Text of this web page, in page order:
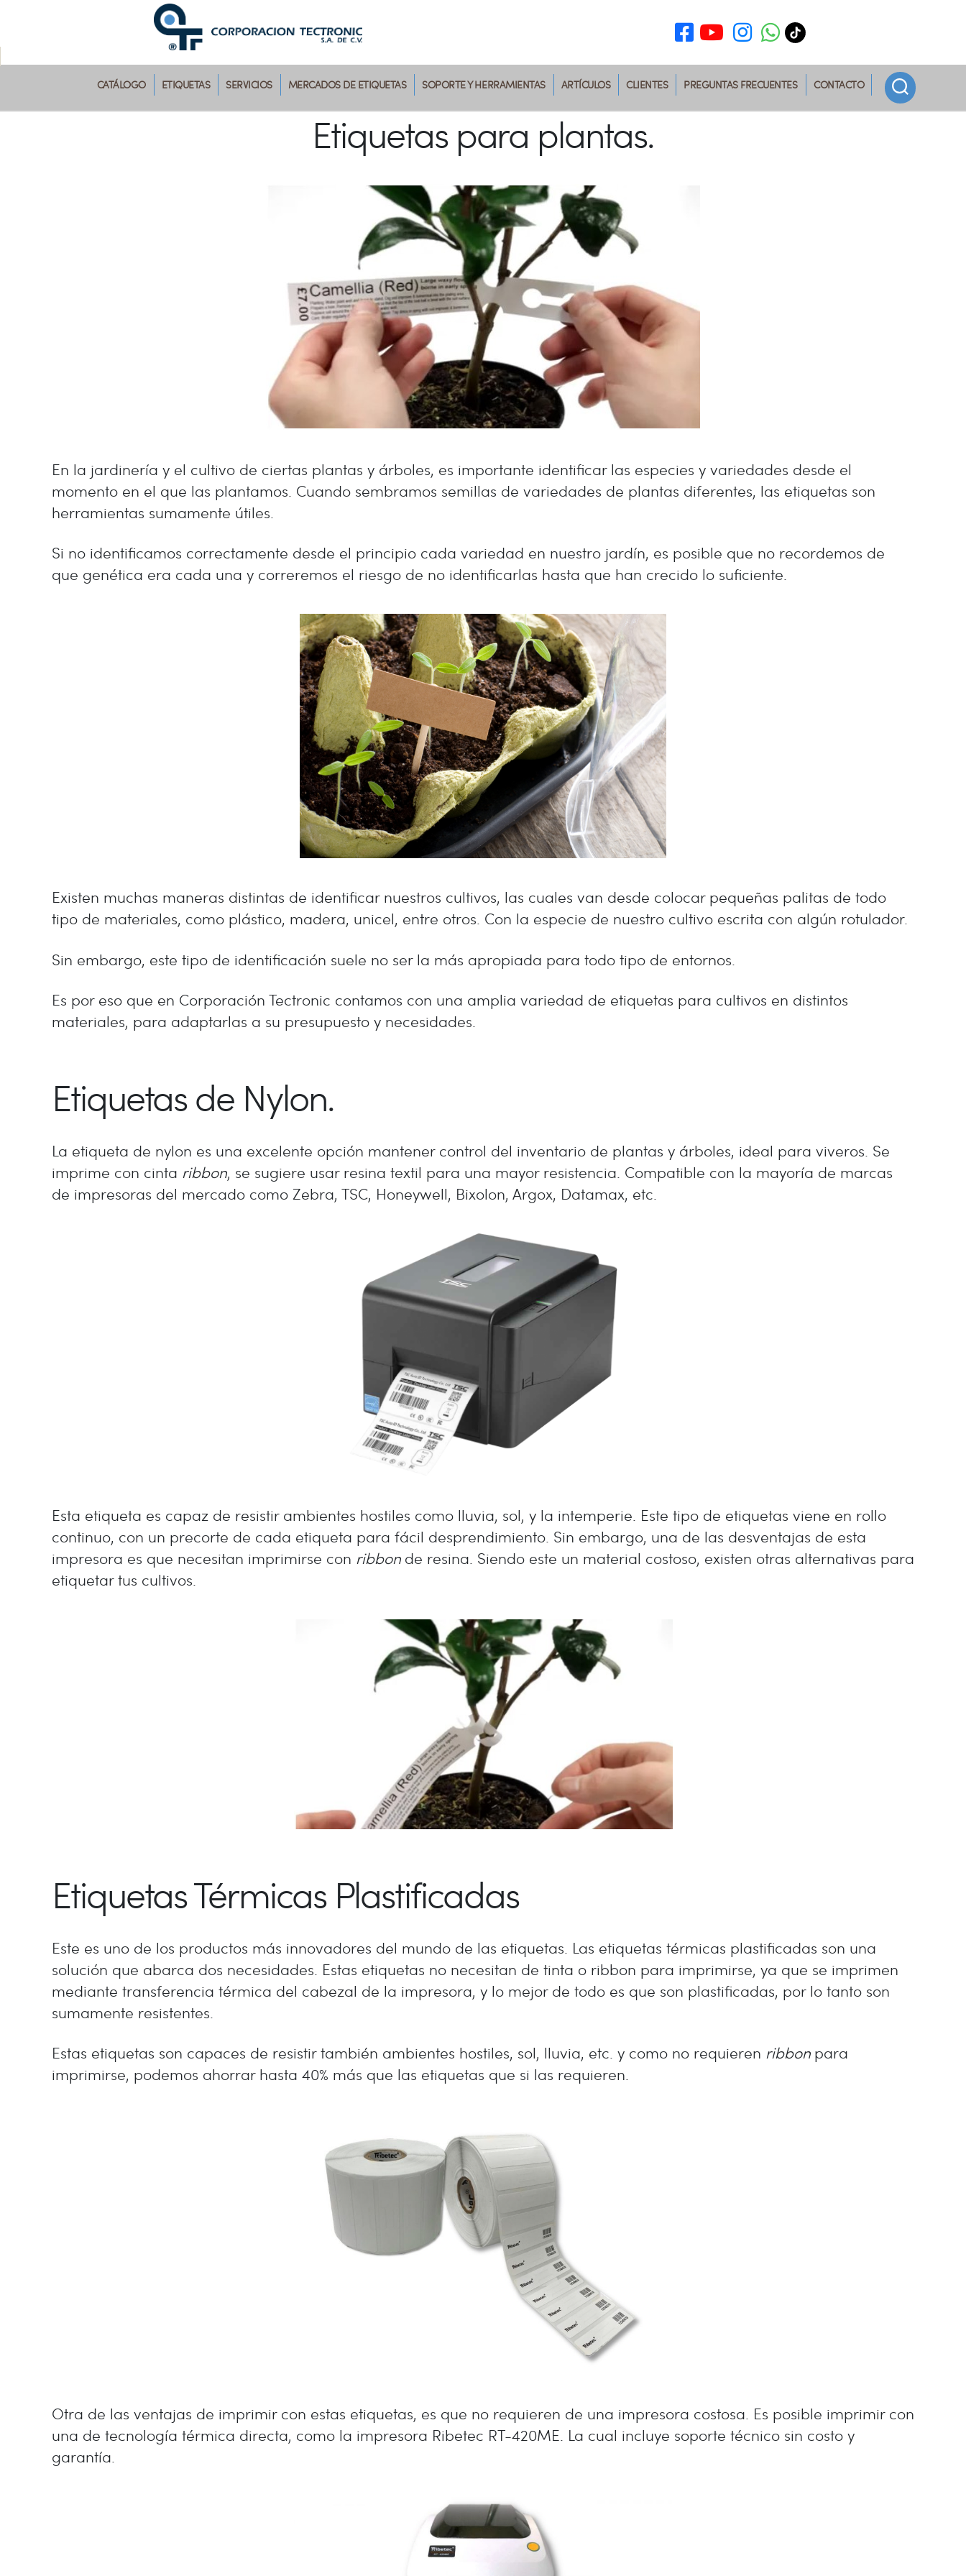
CATÁLOGO ETIQUETAS SERVICIOS MERCADOS DE ETIQUETAS SOPORTE Y HERRAMIENTAS ARTÍCULOS CLIENTES PREGUNTAS FRECUENTES CONTACTO
Etiquetas para plantas.
En la jardinería y el cultivo de ciertas plantas y árboles, es importante identificar las especies y variedades desde el
momento en el que las plantamos. Cuando sembramos semillas de variedades de plantas diferentes, las etiquetas son
herramientas sumamente útiles.
Si no identificamos correctamente desde el principio cada variedad en nuestro jardín, es posible que no recordemos de
que genética era cada una y correremos el riesgo de no identificarlas hasta que han crecido lo suficiente.
Existen muchas maneras distintas de identificar nuestros cultivos, las cuales van desde colocar pequeñas palitas de todo
tipo de materiales, como plástico, madera, unicel, entre otros. Con la especie de nuestro cultivo escrita con algún rotulador.
Sin embargo, este tipo de identificación suele no ser la más apropiada para todo tipo de entornos.
Es por eso que en Corporación Tectronic contamos con una amplia variedad de etiquetas para cultivos en distintos
materiales, para adaptarlas a su presupuesto y necesidades.
Etiquetas de Nylon.
La etiqueta de nylon es una excelente opción mantener control del inventario de plantas y árboles, ideal para viveros. Se
imprime con cinta ribbon, se sugiere usar resina textil para una mayor resistencia. Compatible con la mayoría de marcas
de impresoras del mercado como Zebra, TSC, Honeywell, Bixolon, Argox, Datamax, etc.
Esta etiqueta es capaz de resistir ambientes hostiles como lluvia, sol, y la intemperie. Este tipo de etiquetas viene en rollo
continuo, con un precorte de cada etiqueta para fácil desprendimiento. Sin embargo, una de las desventajas de esta
impresora es que necesitan imprimirse con ribbon de resina. Siendo este un material costoso, existen otras alternativas para
etiquetar tus cultivos.
Etiquetas Térmicas Plastificadas
Este es uno de los productos más innovadores del mundo de las etiquetas. Las etiquetas térmicas plastificadas son una
solución que abarca dos necesidades. Estas etiquetas no necesitan de tinta o ribbon para imprimirse, ya que se imprimen
mediante transferencia térmica del cabezal de la impresora, y lo mejor de todo es que son plastificadas, por lo tanto son
sumamente resistentes.
Estas etiquetas son capaces de resistir también ambientes hostiles, sol, lluvia, etc. y como no requieren ribbon para
imprimirse, podemos ahorrar hasta 40% más que las etiquetas que si las requieren.
Otra de las ventajas de imprimir con estas etiquetas, es que no requieren de una impresora costosa. Es posible imprimir con
una de tecnología térmica directa, como la impresora Ribetec RT-420ME. La cual incluye soporte técnico sin costo y
garantía.